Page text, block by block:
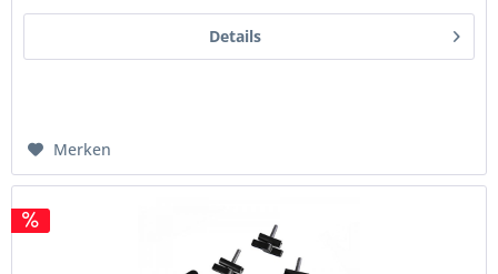
Details
Merken